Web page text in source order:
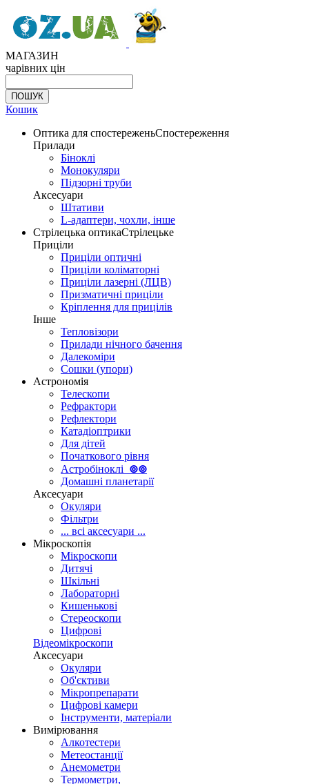
МАГАЗИН
чарівних цін
Кошик
Оптика для спостереженьСпостереження
Прилади
Біноклі
Монокуляри
Підзорні труби
Аксесуари
Штативи
L-адаптери, чохли, інше
Стрілецька оптикаСтрілецьке
Приціли
Приціли оптичні
Приціли коліматорні
Приціли лазерні (ЛЦВ)
Призматичні приціли
Кріплення для прицілів
Інше
Тепловізори
Прилади нічного бачення
Далекоміри
Сошки (упори)
Астрономія
Телескопи
Рефрактори
Рефлектори
Катадіоптрики
Для дітей
Початкового рівня
Астробіноклі ⊚⊚
Домашні планетарії
Аксесуари
Окуляри
Фільтри
... всі аксесуари ...
Мікроскопія
Мікроскопи
Дитячі
Шкільні
Лабораторні
Кишенькові
Стереоскопи
Цифрові
Відеомікроскопи
Аксесуари
Окуляри
Об'єктиви
Мікропрепарати
Цифрові камери
Інструменти, матеріали
Вимірювання
Алкотестери
Метеостанції
Анемометри
Термометри,